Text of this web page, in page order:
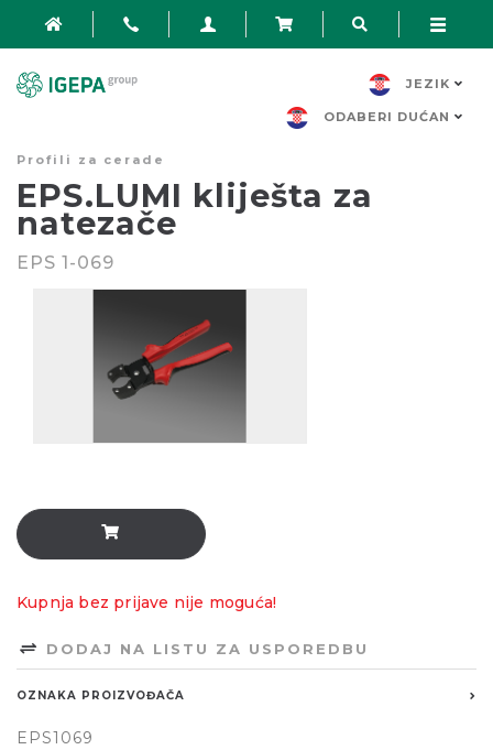
JEZIK
ODABERI DUĆAN
Profili za cerade
EPS.LUMI kliješta za
natezače
EPS 1-069
Kupnja bez prijave nije moguća!
DODAJ NA LISTU ZA USPOREDBU
OZNAKA PROIZVOĐAČA
EPS1069